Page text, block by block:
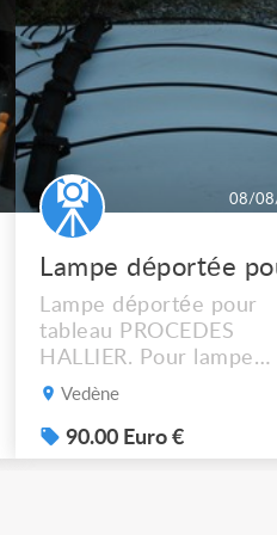
08/
Lampe déportée pour
tableau PROCEDES
HALLIER. Pour lampe
MR16 halogène ou LED
possible. 90€ le lot de 4.
Vedène
90.00 Euro €